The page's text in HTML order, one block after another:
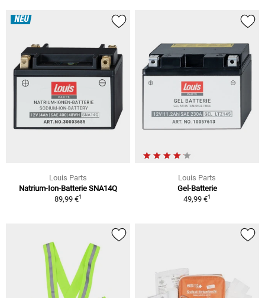
NEU
Louis Parts
Natrium-Ion-Batterie SNA14Q
89,99 €1
Louis Parts
Gel-Batterie
49,99 €1